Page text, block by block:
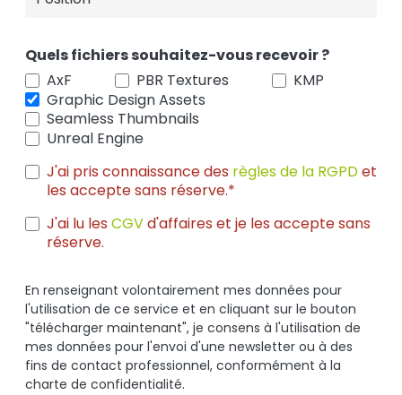
Quels fichiers souhaitez-vous recevoir ?
AxF
PBR Textures
KMP
Graphic Design Assets
Seamless Thumbnails
Unreal Engine
J'ai pris connaissance des règles de la RGPDet
les accepte sans réserve.*
J'ai lu les CGVd'affaires et je les accepte sans
réserve.
En renseignant volontairement mes données pour
l'utilisation de ce service et en cliquant sur le bouton
"télécharger maintenant", je consens à l'utilisation de
mes données pour l'envoi d'une newsletter ou à des
fins de contact professionnel, conformément à la
charte de confidentialité.